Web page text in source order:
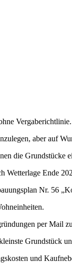
Vergaberichtlinie.
aber auf
die Grundstücke
Ende
Nr. 56
per Mail
Grundstück
und